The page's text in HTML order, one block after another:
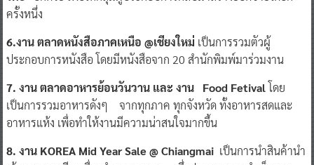
ครั้งหนึ่ง
6.งาน ตลาดหนังสือภาคเหนือ @เชียงใหม่ เป็นการรวมตัวผู้
ประกอบการหนังสือ โดยมีหนังสือจาก 20 สำนักพิมพ์มาร่วมงาน
7. งาน ตลาดอาหารย้อนวันวาน และ งาน Food Fetival โดย
เป็นการรวมอาหารดังๆ จากทุกภาค ทุกจังหวัด ทั้งอาหารสดและ
อาหารแห้ง เพื่อทำให้งานมีความน่าสนใจมากขึ้น
8. งาน KOREA Mid Year Sale @ Chiangmai เป็นการนำสินค้านำ